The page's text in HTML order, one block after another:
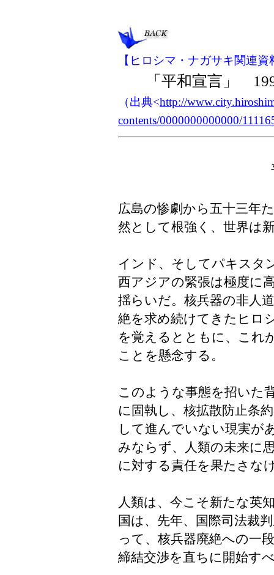
【ヒロシマ・ナガサキ関連資
「平和宣言」
（出典<http://
contents/0000000000000/
広島の惨劇から五十三年
然として根強く、世界は
インド、そしてパキスタ
西アジアの緊張は極度に
揺らいだ。核兵器の非人
絶を求め続けてきたヒロ
を覚えるとともに、これ
ことを懸念する。
このような事態を招いた
に固執し、核拡散防止条
して進んでいない現実が
みならず、人類の未来に
に対する責任を果たさな
人類は、今こそ新たな英
国は、先年、国際司法裁
って、核兵器廃絶への一
締結交渉を直ちに開始す